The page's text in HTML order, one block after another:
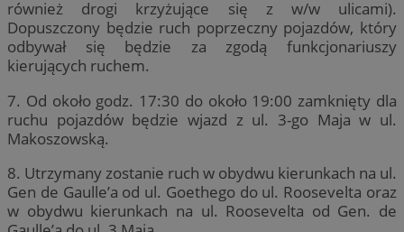
również drogi krzyżujące się z w/w ulicami).
Dopuszczony będzie ruch poprzeczny pojazdów, który
odbywał się będzie za zgodą funkcjonariuszy
kierujących ruchem.
7. Od około godz. 17:30 do około 19:00 zamknięty dla
ruchu pojazdów będzie wjazd z ul. 3-go Maja w ul.
Makoszowską.
8. Utrzymany zostanie ruch w obydwu kierunkach na ul.
Gen de Gaulle’a od ul. Goethego do ul. Roosevelta oraz
w obydwu kierunkach na ul. Roosevelta od Gen. de